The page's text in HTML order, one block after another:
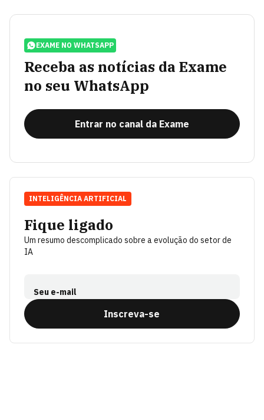
EXAME NO WHATSAPP
Receba as notícias da Exame
no seu WhatsApp
Entrar no canal da Exame
Fique ligado
Um resumo descomplicado sobre a evolução do setor de
IA
Seu e-mail
Inscreva-se
INTELIGÊNCIA ARTIFICIAL